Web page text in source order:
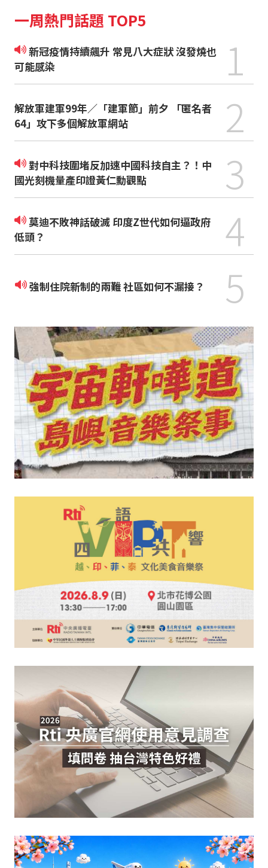
一周熱門話題 TOP5
新冠疫情持續飆升 常見八大症狀 沒發燒也
可能感染
1
解放軍建軍99年／「建軍節」前夕 「匿名者
64」攻下多個解放軍網站
2
對中科技圍堵反加速中國科技自主？！中
國光刻機量產印證黃仁勳觀點
3
莫迪不敗神話破滅 印度Z世代如何逼政府
低頭？
4
強制住院新制的兩難 社區如何不漏接？ 5